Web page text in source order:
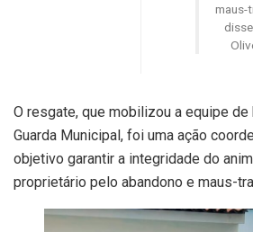
maus-
O resgate, que mobilizou a equipe
Guarda Municipal, foi uma ação
objetivo garantir a integridade do
proprietário pelo abandono e maus-